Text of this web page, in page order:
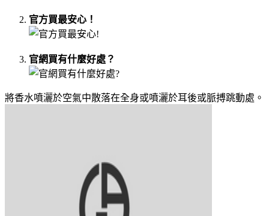
官方買最安心！
官網買有什麼好處？
將香水噴灑於空氣中散落在全身或噴灑於耳後或脈搏跳動處。